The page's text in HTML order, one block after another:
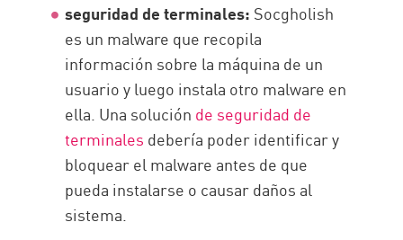
seguridad de terminales: Socgholish
es un malware que recopila
información sobre la máquina de un
usuario y luego instala otro malware en
ella. Una solución de seguridad de
terminales debería poder identificar y
bloquear el malware antes de que
pueda instalarse o causar daños al
sistema.